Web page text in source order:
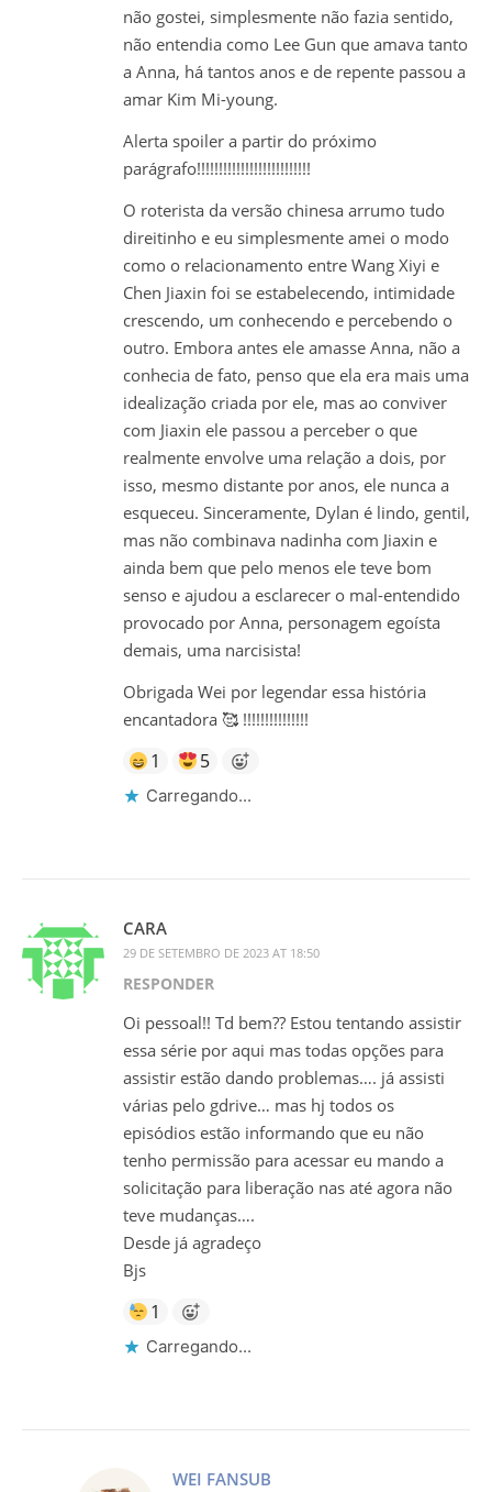
não gostei, simplesmente não fazia sentido,
não entendia como Lee Gun que amava tanto
a Anna, há tantos anos e de repente passou a
amar Kim Mi-young.
Alerta spoiler a partir do próximo
parágrafo!!!!!!!!!!!!!!!!!!!!!!!!!!
O roterista da versão chinesa arrumo tudo
direitinho e eu simplesmente amei o modo
como o relacionamento entre Wang Xiyi e
Chen Jiaxin foi se estabelecendo, intimidade
crescendo, um conhecendo e percebendo o
outro. Embora antes ele amasse Anna, não a
conhecia de fato, penso que ela era mais uma
idealização criada por ele, mas ao conviver
com Jiaxin ele passou a perceber o que
realmente envolve uma relação a dois, por
isso, mesmo distante por anos, ele nunca a
esqueceu. Sinceramente, Dylan é lindo, gentil,
mas não combinava nadinha com Jiaxin e
ainda bem que pelo menos ele teve bom
senso e ajudou a esclarecer o mal-entendido
provocado por Anna, personagem egoísta
demais, uma narcisista!
Obrigada Wei por legendar essa história
encantadora 🥰 !!!!!!!!!!!!!!!
1 5
Carregando...
CARA
29 DE SETEMBRO DE 2023 AT 18:50
RESPONDER
Oi pessoal!! Td bem?? Estou tentando assistir
essa série por aqui mas todas opções para
assistir estão dando problemas…. já assisti
várias pelo gdrive… mas hj todos os
episódios estão informando que eu não
tenho permissão para acessar eu mando a
solicitação para liberação nas até agora não
teve mudanças….
Desde já agradeço
Bjs
1
Carregando...
WEI FANSUB